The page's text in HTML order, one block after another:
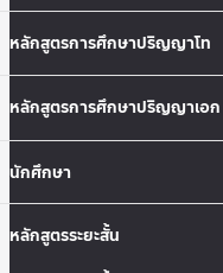
หลักสูตรการศึกษาปริญญาโท
หลักสูตรการศึกษาปริญญาเอ
นักศึกษา
หลักสูตรระยะสั้น